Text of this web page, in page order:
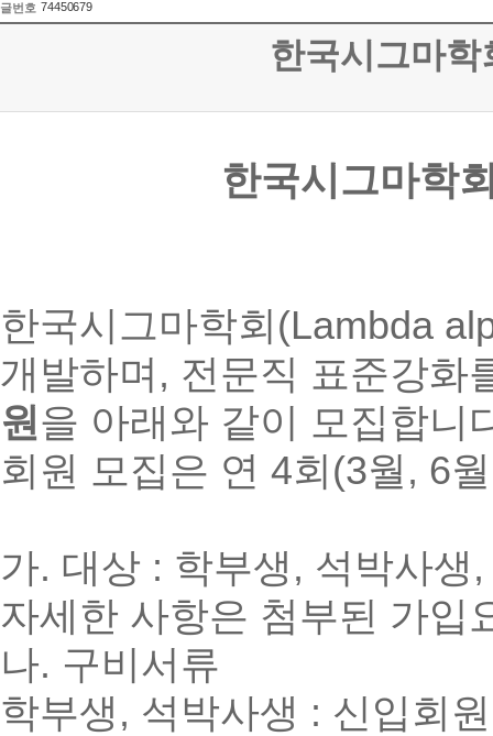
글번호 74450679
한국시그마
한국시그마학
한국시그마학회(Lambda
개발하며, 전문직 표준강
원을 아래와 같이 모집합니
회원 모집은 연 4회(3월, 6
가. 대상 : 학부생, 석박사생
자세한 사항은 첨부된 가입
나. 구비서류
학부생, 석박사생 : 신입회